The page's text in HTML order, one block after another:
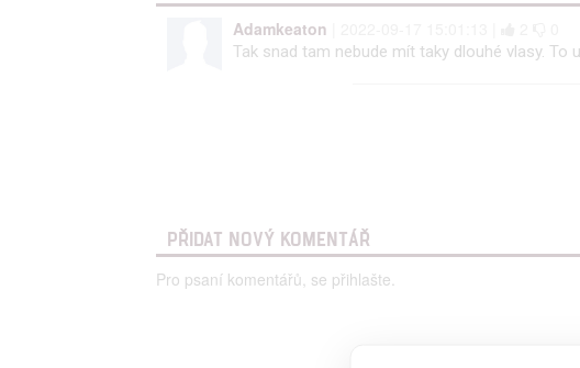
Adamkeaton
Tak snad tam nebude mít taky dlouhé vlasy. To
PŘIDAT NOVÝ KOMENTÁŘ
Pro psaní komentářů, se přihlašte.